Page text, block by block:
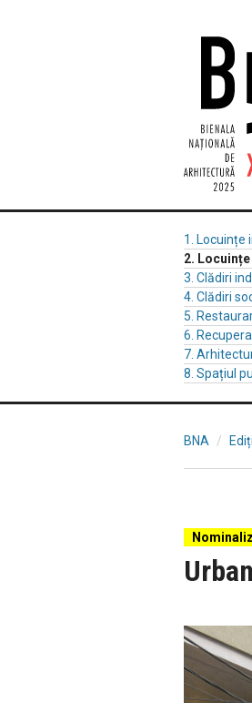
1. Locuințe
2.
3. Clădiri
4. Clădiri
5.
6.
7.
8. Spațiul
BNA